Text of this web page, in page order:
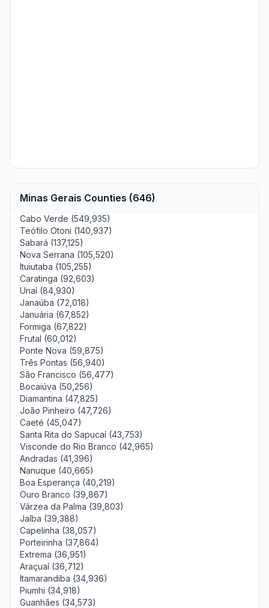
Minas Gerais Counties (646)
Cabo Verde (549,935)
Teófilo Otoni (140,937)
Sabará (137,125)
Nova Serrana (105,520)
Ituiutaba (105,255)
Caratinga (92,603)
Unaí (84,930)
Janaúba (72,018)
Januária (67,852)
Formiga (67,822)
Frutal (60,012)
Ponte Nova (59,875)
Três Pontas (56,940)
São Francisco (56,477)
Bocaiúva (50,256)
Diamantina (47,825)
João Pinheiro (47,726)
Caeté (45,047)
Santa Rita do Sapucaí (43,753)
Visconde do Rio Branco (42,965)
Andradas (41,396)
Nanuque (40,665)
Boa Esperança (40,219)
Ouro Branco (39,867)
Várzea da Palma (39,803)
Jaíba (39,388)
Capelinha (38,057)
Porteirinha (37,864)
Extrema (36,951)
Araçuaí (36,712)
Itamarandiba (34,936)
Piumhi (34,918)
Guanhães (34,573)